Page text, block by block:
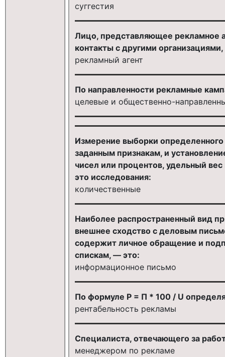
суггестия
Лицо, представляющее рекламное
контакты с другими
рекламный агент
По направленности рекламные
целевые и общественно-
Измерение выборки
заданным признакам, и
чисел или процентов, удельный
это исследования:
количественные
Наиболее распространенный вид
внешнее сходство с деловым
содержит личное обращение и
спискам, — это:
информационное письмо
По формуле Р = П * 100 / U
рентабельность рекламы
Специалиста, отвечающего за
менеджером по рекламе